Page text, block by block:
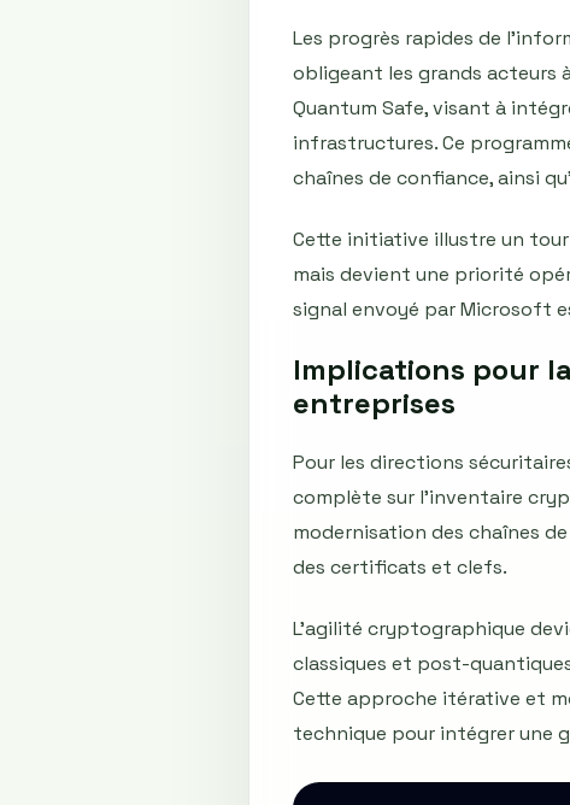
Les progrès rapides de
obligeant les grands acteurs
Quantum Safe, visant à
infrastructures. Ce
chaînes de confiance, ainsi
Cette initiative illustre un
mais devient une priorité
signal envoyé par Microsoft
Implications pour
entreprises
Pour les directions
complète sur l'inventaire
modernisation des chaînes
des certificats et clefs.
L'agilité cryptographique
classiques et post-
Cette approche itérative et
technique pour intégrer une